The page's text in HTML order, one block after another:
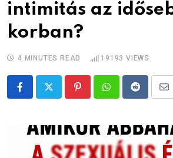
intimitás az
korban?
4 MINUTES READ 19193 VIEWS
PinterestWhatsappReddit